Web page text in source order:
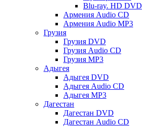
Blu-ray. HD DVD
Армения Audio CD
Армения Audio MP3
Грузия
Грузия DVD
Грузия Audio CD
Грузия MP3
Адыгея
Адыгея DVD
Адыгея Audio CD
Адыгея MP3
Дагестан
Дагестан DVD
Дагестан Audio CD